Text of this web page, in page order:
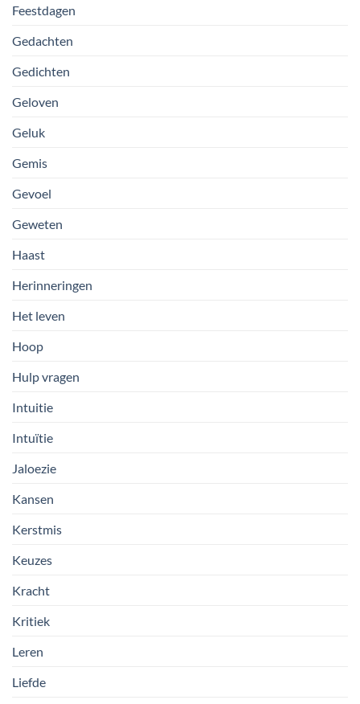
Feestdagen
Gedachten
Gedichten
Geloven
Geluk
Gemis
Gevoel
Geweten
Haast
Herinneringen
Het leven
Hoop
Hulp vragen
Intuitie
Intuïtie
Jaloezie
Kansen
Kerstmis
Keuzes
Kracht
Kritiek
Leren
Liefde